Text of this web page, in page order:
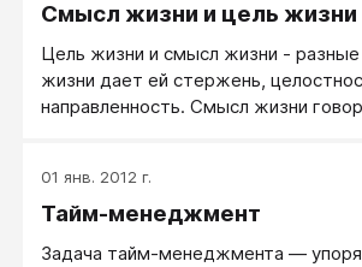
Смысл жизни и цель жизни
Цель жизни и смысл жизни -
жизни дает ей стержень,
направленность. Смысл жизни
индивидуальная жизнь человека
и внутренний стержень. Жизнь, не
01 янв. 2012 г.
Тайм-менеджмент
Задача тайм-менеджмента —